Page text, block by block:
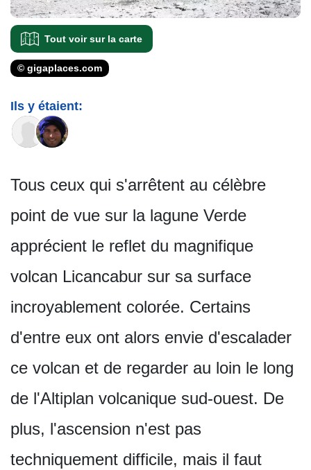
Tout voir sur la carte
© gigaplaces.com
Ils y étaient:
Tous ceux qui s'arrêtent au célèbre
point de vue sur la lagune Verde
apprécient le reflet du magnifique
volcan Licancabur sur sa surface
incroyablement colorée. Certains
d'entre eux ont alors envie d'escalader
ce volcan et de regarder au loin le long
de l'Altiplan volcanique sud-ouest. De
plus, l'ascension n'est pas
techniquement difficile, mais il faut